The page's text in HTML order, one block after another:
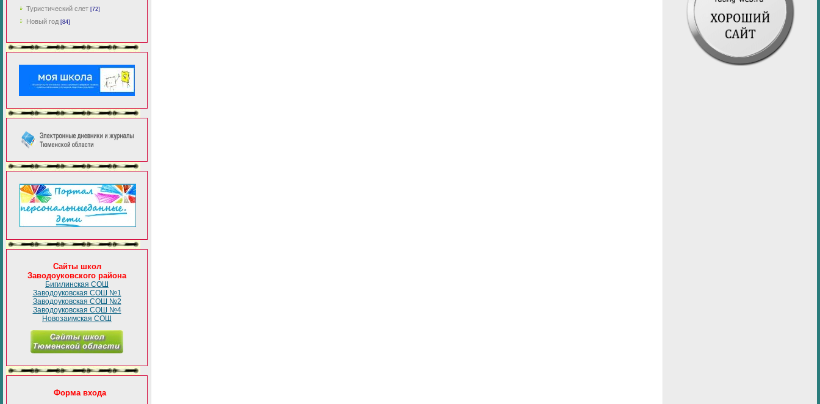
Туристический слет [72]
Новый год [84]
Сайты школ
Заводоуковского района
Бигилинская СОШ
Заводоуковская СОШ №1
Заводоуковская СОШ №2
Заводоуковская СОШ №4
Новозаимская СОШ
Форма входа